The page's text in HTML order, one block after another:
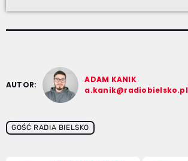
AUTOR:
ADAM KANIK
a.kanik@radiobielsko.pl
GOŚĆ RADIA BIELSKO